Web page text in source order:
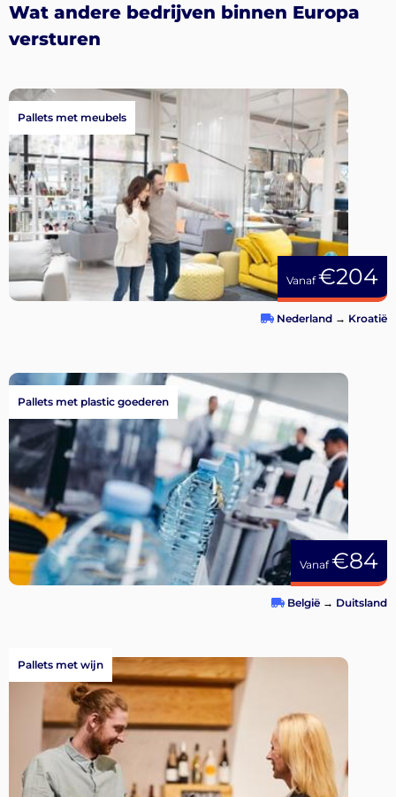
Wat andere bedrijven binnen Europa
versturen
Vanaf€204
Pallets met meubels
Nederland → Kroatië
Vanaf€84
Pallets met plastic goederen
België → Duitsland
Pallets met wijn